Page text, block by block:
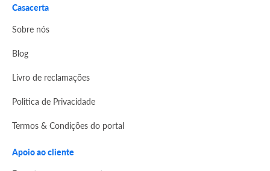
Casacerta
Sobre nós
Blog
Livro de reclamações
Politica de Privacidade
Termos & Condições do portal
Apoio ao cliente